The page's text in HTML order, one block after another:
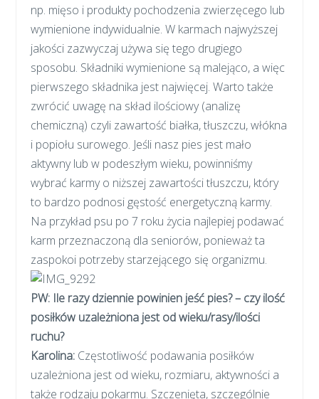
np. mięso i produkty pochodzenia zwierzęcego lub
wymienione indywidualnie. W karmach najwyższej
jakości zazwyczaj używa się tego drugiego
sposobu. Składniki wymienione są malejąco, a więc
pierwszego składnika jest najwięcej. Warto także
zwrócić uwagę na skład ilościowy (analizę
chemiczną) czyli zawartość białka, tłuszczu, włókna
i popiołu surowego. Jeśli nasz pies jest mało
aktywny lub w podeszłym wieku, powinniśmy
wybrać karmy o niższej zawartości tłuszczu, który
to bardzo podnosi gęstość energetyczną karmy.
Na przykład psu po 7 roku życia najlepiej podawać
karm przeznaczoną dla seniorów, ponieważ ta
zaspokoi potrzeby starzejącego się organizmu.
PW: Ile razy dziennie powinien jeść pies? – czy ilość
posiłków uzależniona jest od wieku/rasy/ilości
ruchu?
Karolina: Częstotliwość podawania posiłków
uzależniona jest od wieku, rozmiaru, aktywności a
także rodzaju pokarmu. Szczenięta, szczególnie